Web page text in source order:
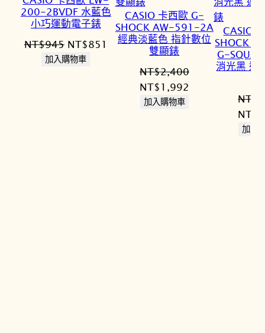
200-2BVDF 水藍色
小巧運動電子錶
NT$945 原
始
NT$851
NT$851。
加入購物車
CASIO 卡西歐 G-
SHOCK AW-591-2A
經典淡藍色 指針數位
雙顯錶
NT$2,400
原
始
NT$1,992
加入購物車
CASIO
SHOCK
G-
消光黑 運
NT$
原
始
NT$
加入